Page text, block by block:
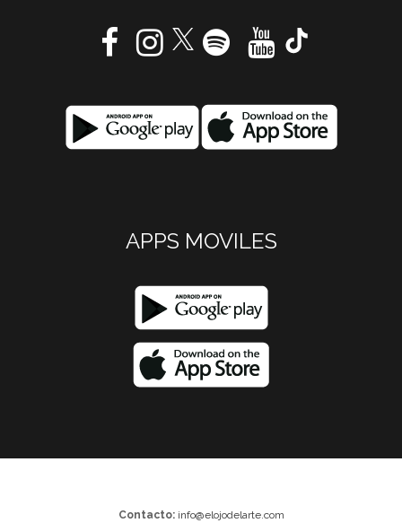
APPS MOVILES
Contacto: info@elojodelarte.com